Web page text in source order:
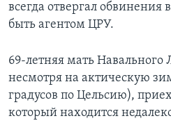
всегда отвергал обвинения
быть агентом ЦРУ.
69-летняя мать Навального
несмотря на актическую
градусов по Цельсию),
который находится